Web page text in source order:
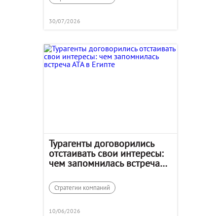
30/07/2026
Турагенты договорились
отстаивать свои интересы:
чем запомнилась встреча
Стратегии компаний
10/06/2026